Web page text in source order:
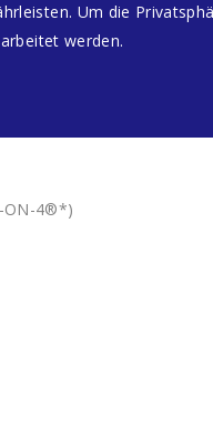
Um die
werden.
ON-4®*)